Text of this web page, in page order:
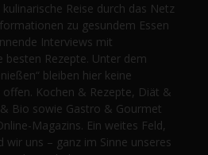
Reise durch das Netz
zu gesundem Essen
Interviews mit
besten Rezepte. Unter dem
bleiben hier keine
offen. Kochen & Rezepte, Diät &
Bio sowie Gastro & Gourmet
Magazins. Ein weites Feld,
wir uns – ganz im Sinne unseres